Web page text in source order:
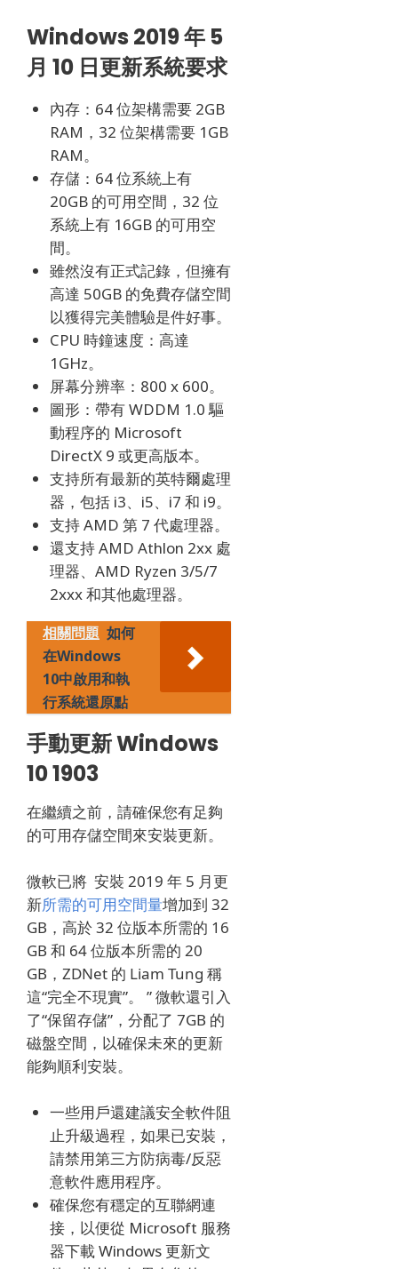
Windows 2019 年 5
月 10 日更新系統要求
內存：64 位架構需要 2GB
RAM，32 位架構需要 1GB
RAM。
存儲：64 位系統上有
20GB 的可用空間，32 位
系統上有 16GB 的可用空
間。
雖然沒有正式記錄，但擁有
高達 50GB 的免費存儲空間
以獲得完美體驗是件好事。
CPU 時鐘速度：高達
1GHz。
屏幕分辨率：800 x 600。
圖形：帶有 WDDM 1.0 驅
動程序的 Microsoft
DirectX 9 或更高版本。
支持所有最新的英特爾處理
器，包括 i3、i5、i7 和 i9。
支持 AMD 第 7 代處理器。
還支持 AMD Athlon 2xx 處
理器、AMD Ryzen 3/5/7
2xxx 和其他處理器。
相關問題 如何
在Windows
10中啟用和執
行系統還原點
手動更新 Windows
10 1903
在繼續之前，請確保您有足夠
的可用存儲空間來安裝更新。
微軟已將 安裝 2019 年 5 月更
新所需的可用空間量增加到 32
GB，高於 32 位版本所需的 16
GB 和 64 位版本所需的 20
GB，ZDNet 的 Liam Tung 稱
這“完全不現實”。 ”微軟還引入
了“保留存儲”，分配了 7GB 的
磁盤空間，以確保未來的更新
能夠順利安裝。
一些用戶還建議安全軟件阻
止升級過程，如果已安裝，
請禁用第三方防病毒/反惡
意軟件應用程序。
確保您有穩定的互聯網連
接，以便從 Microsoft 服務
器下載 Windows 更新文